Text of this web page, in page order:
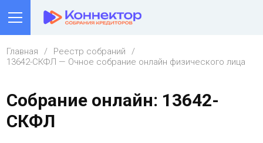
Главная
Реестр собраний
13642-СКФЛ — Очное собрание онлайн физического лица
Собрание онлайн: 13642-
СКФЛ